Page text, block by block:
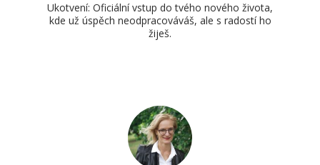
Ukotvení: Oficiální vstup do tvého nového života,
kde už úspěch neodpracováváš, ale s radostí ho
žiješ.